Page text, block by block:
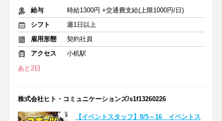
給与
時給1300円 +交通費支給(上限1000円/日)
シフト
週1日以上
雇用形態
契約社員
アクセス
小机駅
あと2日
株式会社ヒト・コミュニケーションズ/s1f13260226
【イベントスタッフ】8/5～16 イベントス